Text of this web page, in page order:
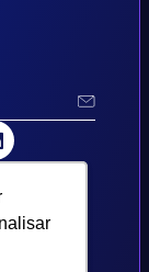
direitos